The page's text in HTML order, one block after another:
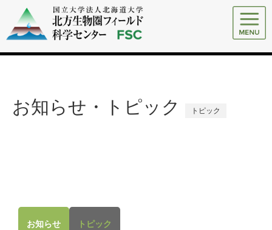
お知らせ・トピック トピック
お知らせ トピック